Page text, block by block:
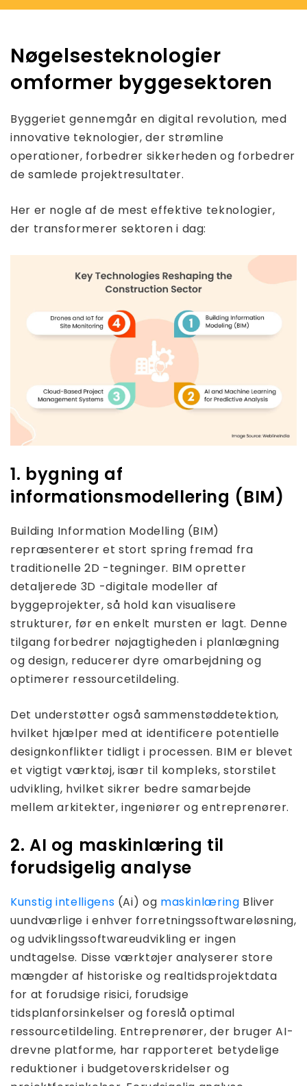
Nøgelsesteknologier
omformer byggesektoren
Byggeriet gennemgår en digital revolution, med
innovative teknologier, der strømline
operationer, forbedrer sikkerheden og forbedrer
de samlede projektresultater.
Her er nogle af de mest effektive teknologier,
der transformerer sektoren i dag:
1. bygning af
informationsmodellering (BIM)
Building Information Modelling (BIM)
repræsenterer et stort spring fremad fra
traditionelle 2D -tegninger. BIM opretter
detaljerede 3D -digitale modeller af
byggeprojekter, så hold kan visualisere
strukturer, før en enkelt mursten er lagt. Denne
tilgang forbedrer nøjagtigheden i planlægning
og design, reducerer dyre omarbejdning og
optimerer ressourcetildeling.
Det understøtter også sammenstøddetektion,
hvilket hjælper med at identificere potentielle
designkonflikter tidligt i processen. BIM er blevet
et vigtigt værktøj, især til kompleks, storstilet
udvikling, hvilket sikrer bedre samarbejde
mellem arkitekter, ingeniører og entreprenører.
2. AI og maskinlæring til
forudsigelig analyse
Kunstig intelligens (Ai) og maskinlæring Bliver
uundværlige i enhver forretningssoftwareløsning,
og udviklingssoftwareudvikling er ingen
undtagelse. Disse værktøjer analyserer store
mængder af historiske og realtidsprojektdata
for at forudsige risici, forudsige
tidsplanforsinkelser og foreslå optimal
ressourcetildeling. Entreprenører, der bruger AI-
drevne platforme, har rapporteret betydelige
reduktioner i budgetoverskridelser og